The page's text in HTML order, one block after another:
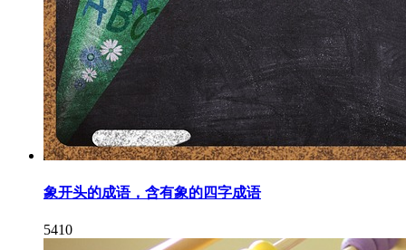
象开头的成语，含有象的四字成语
5410